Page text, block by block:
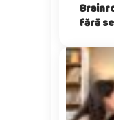
fără